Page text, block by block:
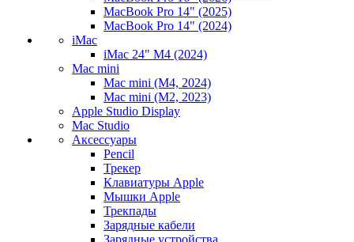
MacBook Pro 14" (2025)
MacBook Pro 14" (2024)
iMac
iMac 24" M4 (2024)
Mac mini
Mac mini (M4, 2024)
Mac mini (M2, 2023)
Apple Studio Display
Mac Studio
Аксессуары
Pencil
Трекер
Клавиатуры Apple
Мышки Apple
Трекпады
Зарядные кабели